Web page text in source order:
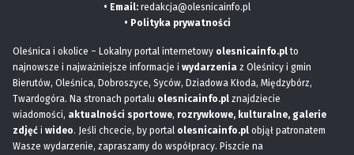
• Email: redakcja@olesnicainfo.pl
• Polityka prywatności
Oleśnica i okolice – Lokalny portal internetowy olesnicainfo.plto
najnowsze i najważniejsze informacje i wydarzenia z Oleśnicy i gmin
Bierutów, Oleśnica, Dobroszyce, Syców, Dziadowa Kłoda, Międzybórz,
Twardogóra. Na stronach portalu olesnicainfo.pl znajdziecie
wiadomości, aktualności sportowe, rozrywkowe, kulturalne, galerie
zdjęć i wideo. Jeśli chcecie, by portal olesnicainfo.pl objął patronatem
Wasze wydarzenie, zapraszamy do współpracy. Piszcie na